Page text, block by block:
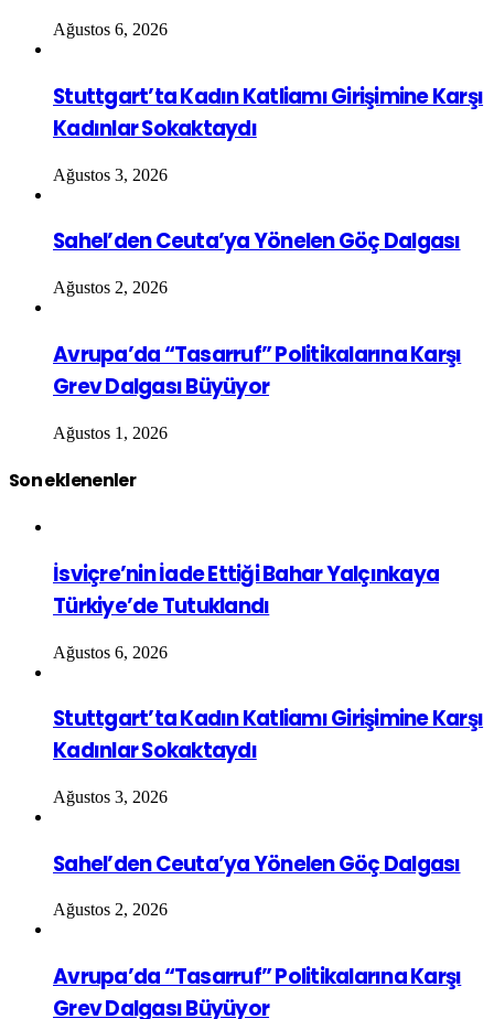
Ağustos 6, 2026
Stuttgart’ta Kadın Katliamı Girişimine Karşı
Kadınlar Sokaktaydı
Ağustos 3, 2026
Sahel’den Ceuta’ya Yönelen Göç Dalgası
Ağustos 2, 2026
Avrupa’da “Tasarruf” Politikalarına Karşı
Grev Dalgası Büyüyor
Ağustos 1, 2026
Son eklenenler
İsviçre’nin İade Ettiği Bahar Yalçınkaya
Türkiye’de Tutuklandı
Ağustos 6, 2026
Stuttgart’ta Kadın Katliamı Girişimine Karşı
Kadınlar Sokaktaydı
Ağustos 3, 2026
Sahel’den Ceuta’ya Yönelen Göç Dalgası
Ağustos 2, 2026
Avrupa’da “Tasarruf” Politikalarına Karşı
Grev Dalgası Büyüyor